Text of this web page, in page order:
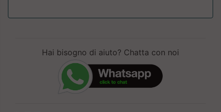
Hai bisogno di aiuto? Chatta con noi